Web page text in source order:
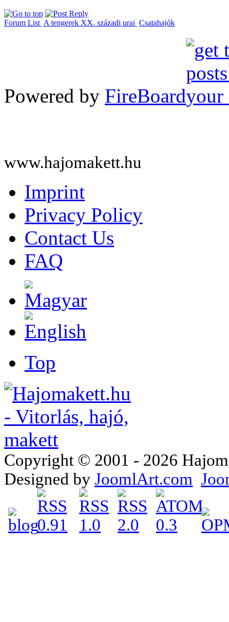
Forum List A tengerek XX. századi urai Csatahajók
Powered by FireBoard
www.hajomakett.hu
Imprint
Privacy Policy
Contact Us
FAQ
Top
Copyright © 2001 - 2026
Designed by JoomlArt.com